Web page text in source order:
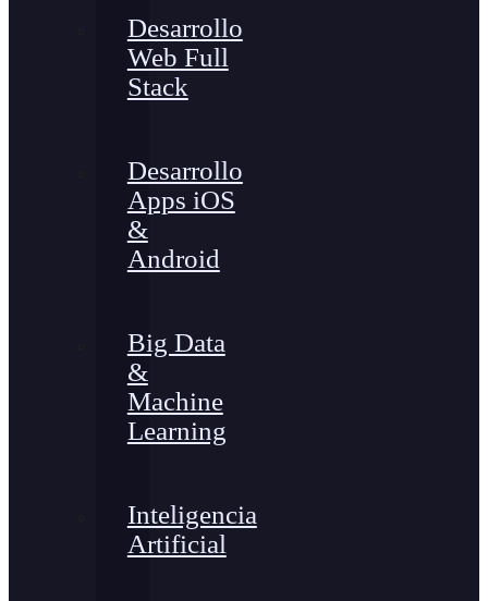
Desarrollo
Web Full
Stack
Desarrollo
Apps iOS
&
Android
Big Data
&
Machine
Learning
Inteligencia
Artificial